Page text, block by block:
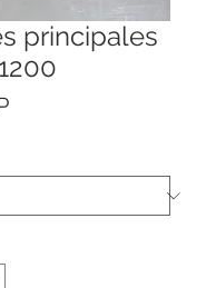
principales
Precio